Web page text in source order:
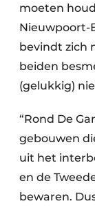
moeten
Nieuwpoort-
bevindt zich
beiden
(gelukkig)
“Rond De
gebouwen
uit het
en de
bewaren.